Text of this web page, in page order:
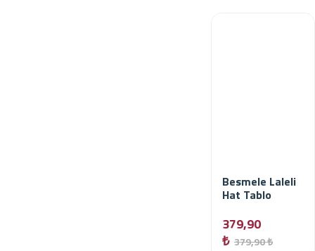
Besmele Laleli
Hat Tablo
379,90
₺ 379,90 ₺